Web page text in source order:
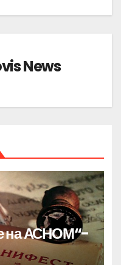
News
на АСНОМ“-